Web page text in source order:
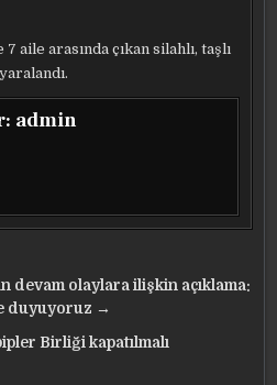
aile arasında çıkan silahlı, taşlı
admin
devam olaylara ilişkin açıklama:
duyuyoruz →
Birliği kapatılmalı